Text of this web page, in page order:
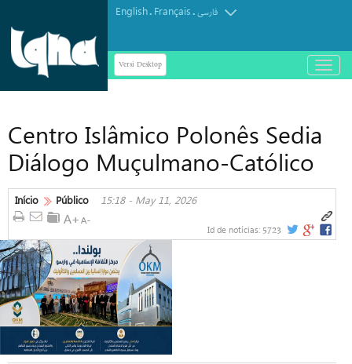
English. Français.فارسی
Versi Desktop
باز
و
Centro Islâmico Polonês Sedia
Diálogo Muçulmano-Católico
Início Público 15:18 - May 11, 2026
Id de notícias: 5723